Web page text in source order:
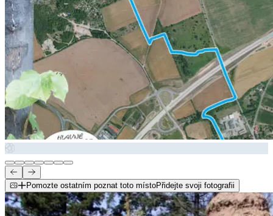
Pomozte ostatním poznat toto místoPřidejte svoji fotografii